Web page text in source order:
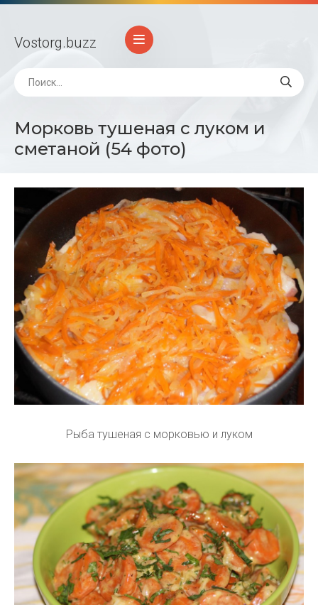
Vostorg.buzz
Морковь тушеная с луком и
сметаной (54 фото)
Рыба тушеная с морковью и луком